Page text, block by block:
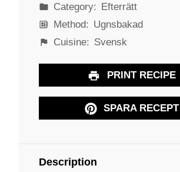
Category: Efterrätt
Method: Ugnsbakad
Cuisine: Svensk
PRINT RECIPE
SPARA RECEPT
Description